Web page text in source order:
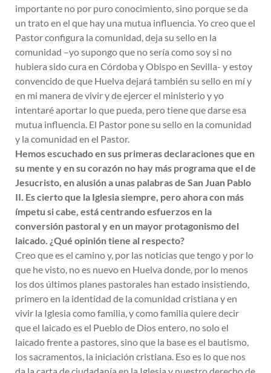
importante no por puro conocimiento, sino porque se da
un trato en el que hay una mutua influencia. Yo creo que el
Pastor configura la comunidad, deja su sello en la
comunidad –yo supongo que no sería como soy si no
hubiera sido cura en Córdoba y Obispo en Sevilla- y estoy
convencido de que Huelva dejará también su sello en mí y
en mi manera de vivir y de ejercer el ministerio y yo
intentaré aportar lo que pueda, pero tiene que darse esa
mutua influencia. El Pastor pone su sello en la comunidad
y la comunidad en el Pastor.
Hemos escuchado en sus primeras declaraciones que en
su mente y en su corazón no hay más programa que el de
Jesucristo, en alusión a unas palabras de San Juan Pablo
II. Es cierto que la Iglesia siempre, pero ahora con más
ímpetu si cabe, está centrando esfuerzos en la
conversión pastoral y en un mayor protagonismo del
laicado. ¿Qué opinión tiene al respecto?
Creo que es el camino y, por las noticias que tengo y por lo
que he visto, no es nuevo en Huelva donde, por lo menos
los dos últimos planes pastorales han estado insistiendo,
primero en la identidad de la comunidad cristiana y en
vivir la Iglesia como familia, y como familia quiere decir
que el laicado es el Pueblo de Dios entero, no solo el
laicado frente a pastores, sino que la base es el bautismo,
los sacramentos, la iniciación cristiana. Eso es lo que nos